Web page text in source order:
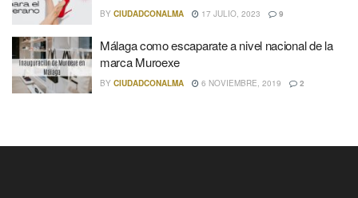
BY CIUDADCONALMA 17 JULIO, 2023 9
Málaga como escaparate a nivel nacional de la
marca Muroexe
BY CIUDADCONALMA 6 NOVIEMBRE, 2019 2